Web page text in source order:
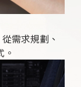
需求規劃、